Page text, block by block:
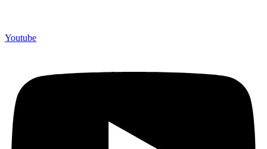
Youtube